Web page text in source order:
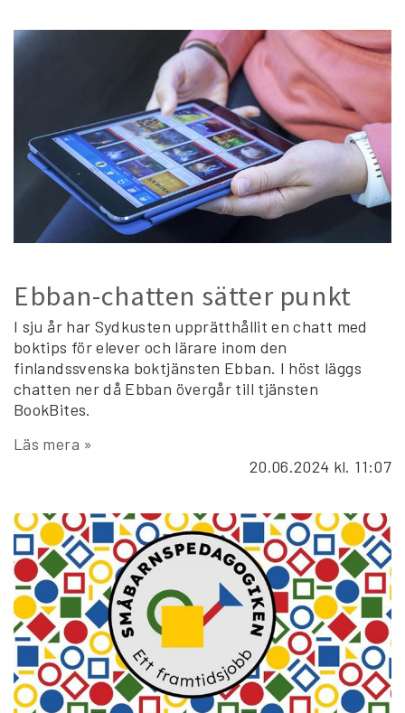
Ebban-chatten sätter punkt
I sju år har Sydkusten upprätthållit en chatt med
boktips för elever och lärare inom den
finlandssvenska boktjänsten Ebban. I höst läggs
chatten ner då Ebban övergår till tjänsten
BookBites.
Läs mera »
20.06.2024 kl. 11:07